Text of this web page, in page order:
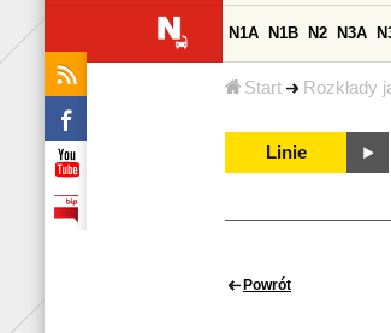
Start Rozkłady
N1A N1B N2 N3A
Linie
Powrót